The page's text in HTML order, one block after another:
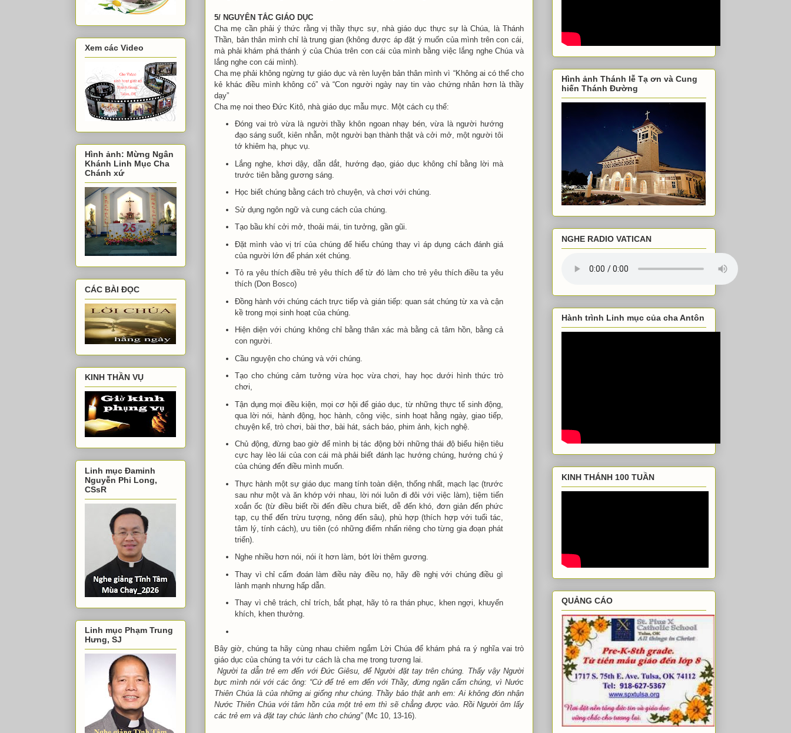
5/ NGUYÊN TẮC GIÁO DỤC
Cha mẹ cần phải ý thức rằng vị thầy thực sự, nhà giáo dục thực sự là Chúa, là Thánh
Thần, bản thân mình chỉ là trung gian (không được áp đặt ý muốn của mình trên con cái,
mà phải khám phá thánh ý của Chúa trên con cái của mình bằng việc lắng nghe Chúa và
lắng nghe con cái mình).
Cha mẹ phải không ngừng tự giáo dục và rèn luyện bản thân mình vì “Không ai có thể cho
kẻ khác điều mình không có” và “Con người ngày nay tin vào chứng nhân hơn là thầy
dạy”
Cha mẹ noi theo Đức Kitô, nhà giáo dục mẫu mực. Một cách cụ thể:
Đóng vai trò vừa là người thầy khôn ngoan nhạy bén, vừa là người hướng
đạo sáng suốt, kiên nhẫn, một người bạn thành thật và cởi mở, một người tôi
tớ khiêm hạ, phục vụ.
Lắng nghe, khơi dậy, dẫn dắt, hướng đạo, giáo dục không chỉ bằng lời mà
trước tiên bằng gương sáng.
Học biết chúng bằng cách trò chuyện, và chơi với chúng.
Sử dụng ngôn ngữ và cung cách của chúng.
Tạo bầu khí cởi mở, thoải mái, tin tưởng, gần gũi.
Đặt mình vào vị trí của chúng để hiểu chúng thay vì áp dụng cách đánh giá
của người lớn để phán xét chúng.
Tỏ ra yêu thích điều trẻ yêu thích để từ đó làm cho trẻ yêu thích điều ta yêu
thích (Don Bosco)
Đồng hành với chúng cách trực tiếp và gián tiếp: quan sát chúng từ xa và cận
kề trong mọi sinh hoạt của chúng.
Hiện diện với chúng không chỉ bằng thân xác mà bằng cả tâm hồn, bằng cả
con người.
Cầu nguyện cho chúng và với chúng.
Tạo cho chúng cảm tưởng vừa học vừa chơi, hay học dưới hình thức trò
chơi,
Tận dụng mọi điều kiện, mọi cơ hội để giáo dục, từ những thực tế sinh động,
qua lời nói, hành động, học hành, công việc, sinh hoạt hằng ngày, giao tiếp,
chuyện kể, trò chơi, bài thơ, bài hát, sách báo, phim ảnh, kịch nghệ.
Chủ động, đừng bao giờ để mình bị tác động bởi những thái độ biểu hiện tiêu
cực hay lèo lái của con cái mà phải biết đánh lạc hướng chúng, hướng chú ý
của chúng đến điều mình muốn.
Thực hành một sự giáo dục mang tính toàn diện, thống nhất, mạch lạc (trước
sau như một và ăn khớp với nhau, lời nói luôn đi đôi với việc làm), tiệm tiến
xoắn ốc (từ điều biết rồi đến điều chưa biết, dễ đến khó, đơn giản đến phức
tạp, cụ thể đến trừu tượng, nông đến sâu), phù hợp (thích hợp với tuổi tác,
tâm lý, tính cách), ưu tiên (có những điểm nhấn riêng cho từng gia đoạn phát
triển).
Nghe nhiều hơn nói, nói ít hơn làm, bớt lời thêm gương.
Thay vì chỉ cấm đoán làm điều này điều nọ, hãy đề nghị với chúng điều gì
lành mạnh nhưng hấp dẫn.
Thay vì chê trách, chỉ trích, bắt phạt, hãy tỏ ra thán phục, khen ngợi, khuyến
khích, khen thưởng.
Bây giờ, chúng ta hãy cùng nhau chiêm ngắm Lời Chúa để khám phá ra ý nghĩa vai trò
giáo dục của chúng ta với tư cách là cha mẹ trong tương lai.
Người ta dẫn trẻ em đến với Đức Giêsu, để Người đặt tay trên chúng. Thấy vậy Người
bực mình nói với các ông: “Cứ để trẻ em đến với Thầy, đừng ngăn cấm chúng, vì Nước
Thiên Chúa là của những ai giống như chúng. Thầy bảo thật anh em: Ai không đón nhận
Nước Thiên Chúa với tâm hồn của một trẻ em thì sẽ chẳng được vào. Rồi Người ôm lấy
các trẻ em và đặt tay chúc lành cho chúng”(Mc 10, 13-16).
Xem các Video
Hình ảnh: Mừng Ngân
Khánh Linh Mục Cha
Chánh xứ
CÁC BÀI ĐỌC
KINH THẦN VỤ
Linh mục Đaminh
Nguyễn Phi Long,
CSsR
Linh mục Phạm Trung
Hưng, SJ
Hình ảnh Thánh lễ Tạ ơn và Cung
hiến Thánh Đường
NGHE RADIO VATICAN
Hành trình Linh mục của cha Antôn
KINH THÁNH 100 TUẦN
QUẢNG CÁO